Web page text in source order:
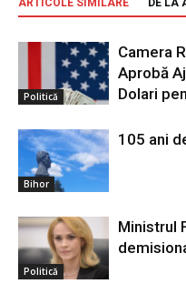
ARTICOLE SIMILARE DE LA
Politică
Camera
Aprobă
Dolari
Bihor
105 ani
Politică
Ministrul